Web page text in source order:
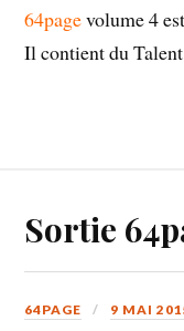
64pagevolume 4
Il contient du
Sortie
64PAGE 9 MAI